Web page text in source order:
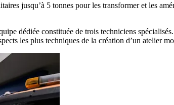
jusqu’à 5 tonnes pour les transformer et les
dédiée constituée de trois techniciens
les plus techniques de la création d’un atelier